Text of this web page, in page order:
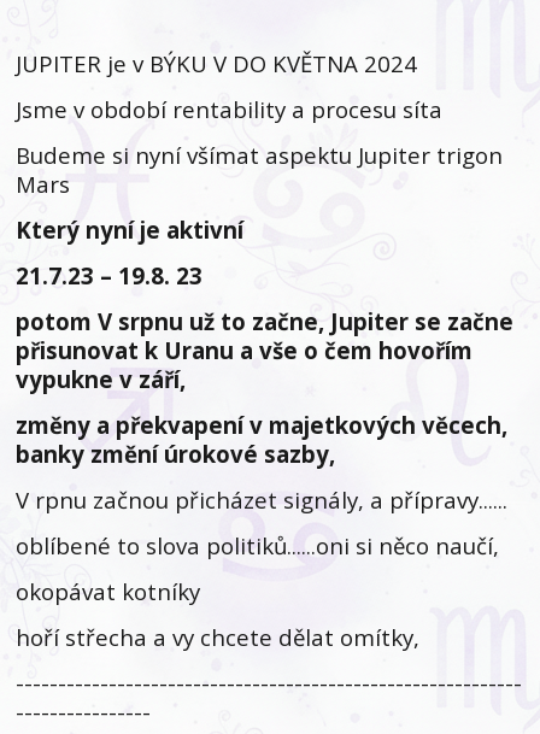
JUPITER je v BÝKU V DO KVĚTNA 2024
Jsme v období rentability a procesu síta
Budeme si nyní všímat aspektu Jupiter trigon
Mars
Který nyní je aktivní
21.7.23 – 19.8. 23
potom V srpnu už to začne, Jupiter se začne
přisunovat k Uranu a vše o čem hovořím
vypukne v září,
změny a překvapení v majetkových věcech,
banky změní úrokové sazby,
V rpnu začnou přicházet signály, a přípravy......
oblíbené to slova politiků......oni si něco naučí,
okopávat kotníky
hoří střecha a vy chcete dělat omítky,
------------------------------------------------------------
----------------